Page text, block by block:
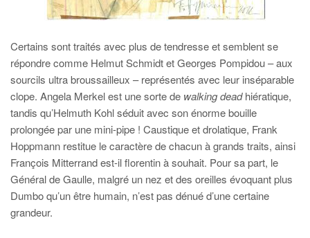
Certains sont traités avec plus de tendresse et semblent se
répondre comme Helmut Schmidt et Georges Pompidou – aux
sourcils ultra broussailleux – représentés avec leur inséparable
clope. Angela Merkel est une sorte de walking deadhiératique,
tandis qu’Helmuth Kohl séduit avec son énorme bouille
prolongée par une mini-pipe ! Caustique et drolatique, Frank
Hoppmann restitue le caractère de chacun à grands traits, ainsi
François Mitterrand est-il florentin à souhait. Pour sa part, le
Général de Gaulle, malgré un nez et des oreilles évoquant plus
Dumbo qu’un être humain, n’est pas dénué d’une certaine
grandeur.